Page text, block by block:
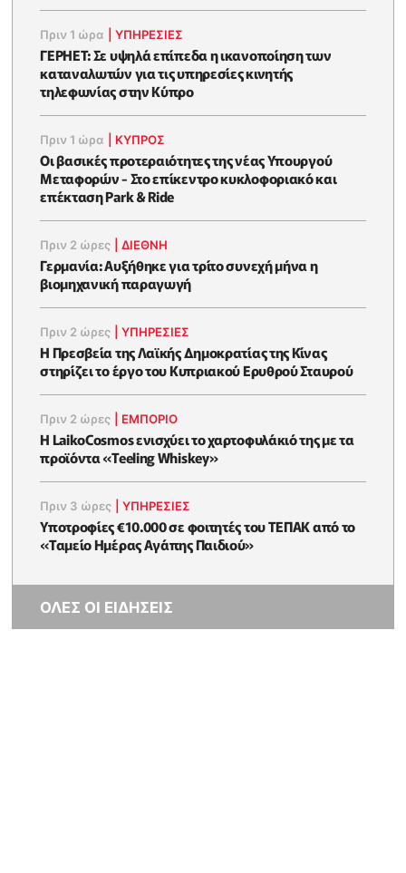
Πριν 1 ώρα |ΥΠΗΡΕΣΙΕΣ
ΓΕΡΗΕΤ: Σε υψηλά επίπεδα η ικανοποίηση των
καταναλωτών για τις υπηρεσίες κινητής
τηλεφωνίας στην Κύπρο
Πριν 1 ώρα ΚΥΠΡΟΣ
Οι βασικές προτεραιότητες της νέας Υπουργού
Μεταφορών - Στο επίκεντρο κυκλοφοριακό και
επέκταση Park & Ride
Πριν 2 ώρες |ΔΙΕΘΝΗ
Γερμανία: Αυξήθηκε για τρίτο συνεχή μήνα η
βιομηχανική παραγωγή
Πριν 2 ώρες |ΥΠΗΡΕΣΙΕΣ
Η Πρεσβεία της Λαϊκής Δημοκρατίας της Κίνας
στηρίζει το έργο του Κυπριακού Ερυθρού Σταυρού
Πριν 2 ώρες ΕΜΠΟΡΙΟ
Η LaikoCosmos ενισχύει το χαρτοφυλάκιό της με τα
προϊόντα «Teeling Whiskey»
Πριν 3 ώρες |ΥΠΗΡΕΣΙΕΣ
Υποτροφίες €10.000 σε φοιτητές του ΤΕΠΑΚ από το
«Ταμείο Ημέρας Αγάπης Παιδιού»
ΟΛΕΣ ΟΙ ΕΙΔΗΣΕΙΣ